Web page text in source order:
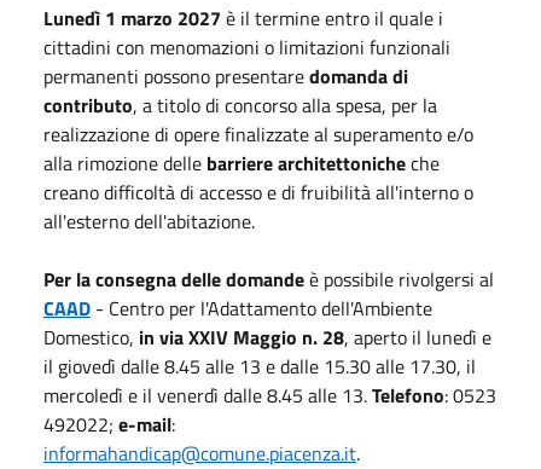
Lunedì 1 marzo 2027 è il termine entro il quale i
cittadini con menomazioni o limitazioni funzionali
permanenti possono presentaredomanda di
contributo, a titolo di concorso alla spesa, per la
realizzazione di opere finalizzate al superamento e/o
alla rimozione delle barriere architettonicheche
creano difficoltà di accesso e di fruibilità all'interno o
all'esterno dell'abitazione.
Per la consegna delle domandeè possibile rivolgersi al
CAAD - Centro per l'Adattamento dell'Ambiente
Domestico, in via XXIV Maggio n. 28, aperto il lunedì e
il giovedì dalle 8.45 alle 13 e dalle 15.30 alle 17.30, il
mercoledì e il venerdì dalle 8.45 alle 13.Telefono: 0523
492022; e-mail:
informahandicap@comune.piacenza.it.